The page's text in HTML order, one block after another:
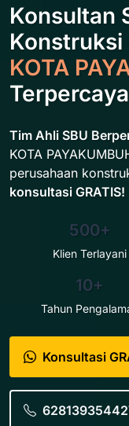
Konsultan
Konstruksi
KOTA
Tim Ahli SBU
KOTA
perusahaan
konsultasi GRATIS!
500+
Klien Terlayani
10+
Tahun
Konsultasi